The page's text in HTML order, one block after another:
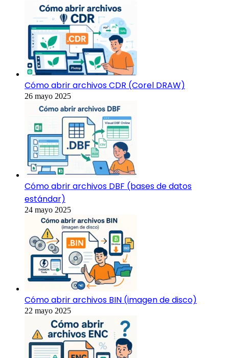
Cómo abrir archivos CDR (Corel DRAW)
26 mayo 2025
Cómo abrir archivos DBF (bases de datos
estándar)
24 mayo 2025
Cómo abrir archivos BIN (imagen de disco)
22 mayo 2025